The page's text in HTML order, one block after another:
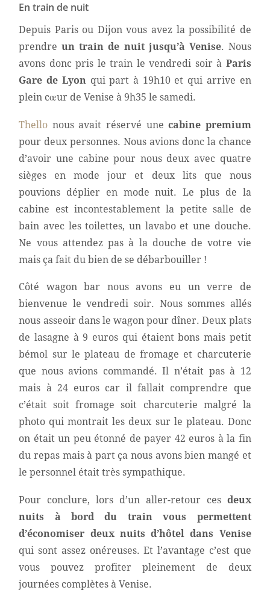
En train de nuit
Depuis Paris ou Dijon vous avez la possibilité de
prendreun train de nuit jusqu’à Venise. Nous
avons donc pris le train le vendredi soir à Paris
Gare de Lyonqui part à 19h10 et qui arrive en
plein cœur de Venise à 9h35 le samedi.
Thello nous avait réservé unecabine premium
pour deux personnes. Nous avions donc la chance
d’avoir une cabine pour nous deux avec quatre
sièges en mode jour et deux lits que nous
pouvions déplier en mode nuit. Le plus de la
cabine est incontestablement la petite salle de
bain avec les toilettes, un lavabo et une douche.
Ne vous attendez pas à la douche de votre vie
mais ça fait du bien de se débarbouiller !
Côté wagon bar nous avons eu un verre de
bienvenue le vendredi soir. Nous sommes allés
nous asseoir dans le wagon pour dîner. Deux plats
de lasagne à 9 euros qui étaient bons mais petit
bémol sur le plateau de fromage et charcuterie
que nous avions commandé. Il n’était pas à 12
mais à 24 euros car il fallait comprendre que
c’était soit fromage soit charcuterie malgré la
photo qui montrait les deux sur le plateau. Donc
on était un peu étonné de payer 42 euros à la fin
du repas mais à part ça nous avons bien mangé et
le personnel était très sympathique.
Pour conclure, lors d’un aller-retour ces deux
nuits à bord du train vous permettent
d’économiser deux nuits d’hôtel dans Venise
qui sont assez onéreuses. Et l’avantage c’est que
vous pouvez profiter pleinement de deux
journées complètes à Venise.